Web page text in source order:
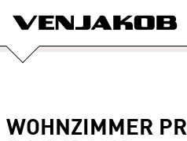
WOHNZIMMER